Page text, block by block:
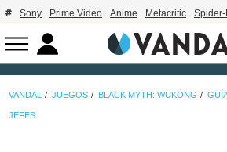
Sony Prime Video Anime Metacritic Spider-
VANDAL JUEGOS BLACK MYTH: WUKONG
JEFES